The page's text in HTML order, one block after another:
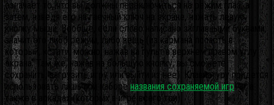
означает то, что вы должны переключиться на режим глаз, а
затем, наведя его на гаечный ключ на экране, нажать левую
кнопку мыши. Вообще, если слово написано заглавными буквами,
значит это либо режим, либо вещь (из кармана попасть в
который, кстати, можно, нажав на пульт в верхнем правом углу
экрана. Там же, нажав на большую кнопку, вы сможете
сохранить, загрузить игру или выйти из нее). Клавиатуру придется
использовать лишь при набореназвания сохраняемой игр ! ы, а
также в аркадах (которых в игре всего три).